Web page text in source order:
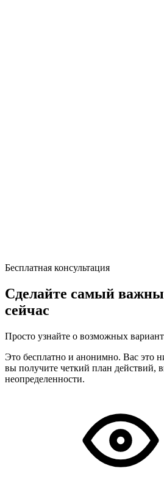
Бесплатная консультация
Сделайте самый
сейчас
Просто узнайте о возможных
Это бесплатно и анонимно. Вас это
вы получите четкий план действий,
неопределенности.